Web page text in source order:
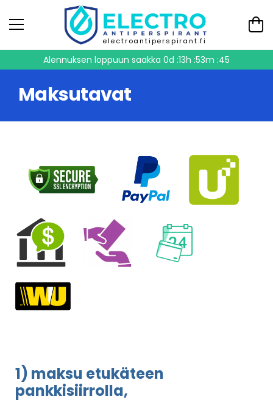
electroantiperspirant.fi
Alennuksen loppuun saakka 0d :13h :53m :45
Maksutavat
1) maksu etukäteen
pankkisiirrolla,